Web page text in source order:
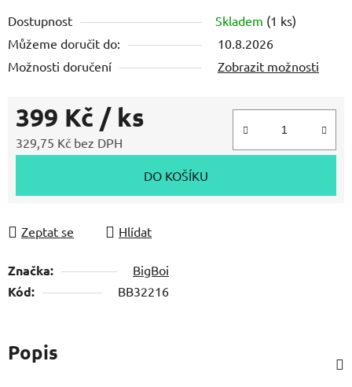
Dostupnost Skladem (1 ks)
Můžeme doručit do:
10.8.2026
Možnosti doručení
Zobrazit možnosti
399 Kč / ks
329,75 Kč bez DPH
DO KOŠÍKU
Zeptat se Hlídat
Značka: BigBoi
Kód: BB32216
z
5
hvězdiček.
Popis